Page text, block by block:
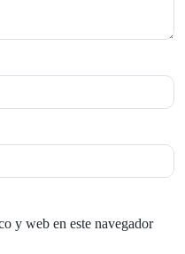
y web en este navegador